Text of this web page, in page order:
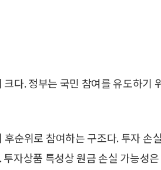
크다. 정부는 국민 참여를 유도하기
후순위로 참여하는 구조다. 투자
투자상품 특성상 원금 손실 가능성